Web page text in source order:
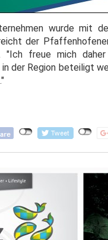
wurde mit
der
"Ich freue mich
in der Region beteiligt